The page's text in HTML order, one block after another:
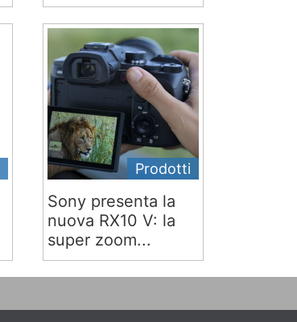
Prodotti
Sony presenta la
nuova RX10 V: la
super zoom...